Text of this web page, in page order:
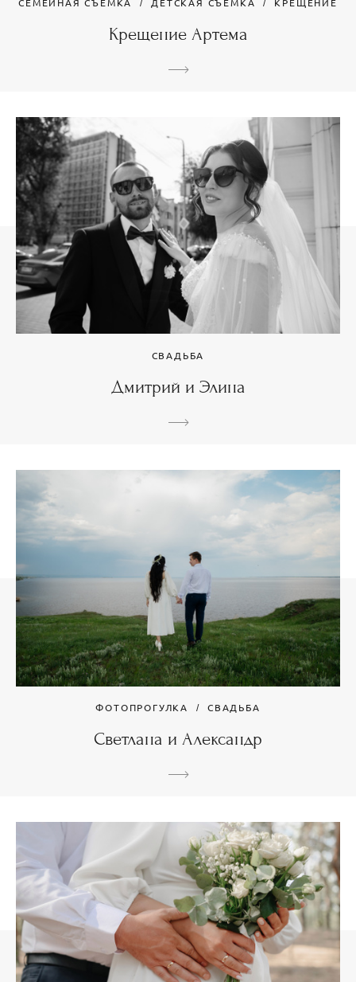
СЕМЕЙНАЯ СЪЕМКА ДЕТСКАЯ СЪЕМКА КРЕЩЕНИЕ
Крещение Артема
СВАДЬБА
Дмитрий и Элина
ФОТОПРОГУЛКА СВАДЬБА
Светлана и Александр